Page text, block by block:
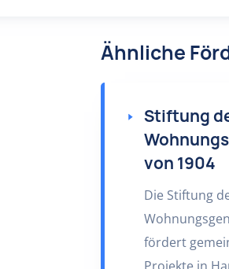
Ähnliche
Stiftung
von 1904
Die Stiftung
fördert